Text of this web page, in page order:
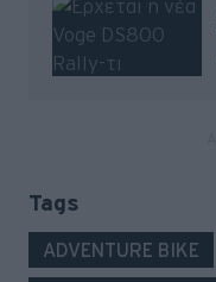
Tags
ADVENTURE BIKE